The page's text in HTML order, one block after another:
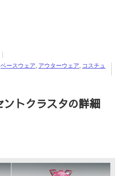
ベースウェア, アウターウェア, コスチュ
ントクラスタの詳細